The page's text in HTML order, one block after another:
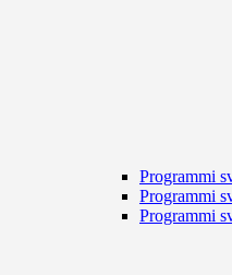
Programmi
Programmi
Programmi